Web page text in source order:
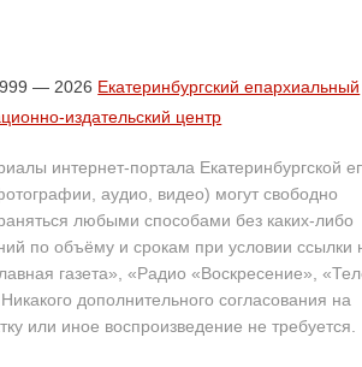
— 2026 Екатеринбургский епархиальный
издательский центр
интернет-портала Екатеринбургской
аудио, видео) могут свободно
любыми способами без каких-либо
по объёму и срокам при условии ссылки
газета», «Радио «Воскресение»,
дополнительного согласования на
или иное воспроизведение не требуется.